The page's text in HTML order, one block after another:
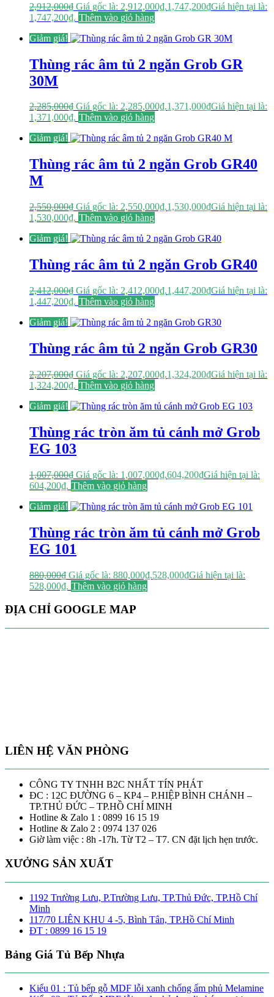
2,912,000₫ Giá gốc là: 2,912,000₫.1,747,200₫Giá hiện tại là:
1,747,200₫. Thêm vào giỏ hàng
Giảm giá!
Thùng rác âm tủ 2 ngăn Grob GR
30M
2,285,000₫ Giá gốc là: 2,285,000₫.1,371,000₫Giá hiện tại là:
1,371,000₫. Thêm vào giỏ hàng
Giảm giá!
Thùng rác âm tủ 2 ngăn Grob GR40
M
2,550,000₫ Giá gốc là: 2,550,000₫.1,530,000₫Giá hiện tại là:
1,530,000₫. Thêm vào giỏ hàng
Giảm giá!
Thùng rác âm tủ 2 ngăn Grob GR40
2,412,000₫ Giá gốc là: 2,412,000₫.1,447,200₫Giá hiện tại là:
1,447,200₫. Thêm vào giỏ hàng
Giảm giá!
Thùng rác âm tủ 2 ngăn Grob GR30
2,207,000₫ Giá gốc là: 2,207,000₫.1,324,200₫Giá hiện tại là:
1,324,200₫. Thêm vào giỏ hàng
Giảm giá!
Thùng rác tròn ăm tủ cánh mở Grob
EG 103
1,007,000₫ Giá gốc là: 1,007,000₫.604,200₫Giá hiện tại là:
604,200₫. Thêm vào giỏ hàng
Giảm giá!
Thùng rác tròn ăm tủ cánh mở Grob
EG 101
880,000₫ Giá gốc là: 880,000₫.528,000₫Giá hiện tại là:
528,000₫. Thêm vào giỏ hàng
ĐỊA CHỈ GOOGLE MAP
LIÊN HỆ VĂN PHÒNG
CÔNG TY TNHH B2C NHẤT TÍN PHÁT
ĐC : 12C ĐƯỜNG 6 – KP4 – P.HIỆP BÌNH CHÁNH –
TP.THỦ ĐỨC – TP.HỒ CHÍ MINH
Hotline & Zalo 1 : 0899 16 15 19
Hotline & Zalo 2 : 0974 137 026
Giờ làm việc : 8h -17h. Từ T2 – T7. CN đặt lịch hẹn trước.
XƯỞNG SẢN XUẤT
1192 Trường Lưu, P.Trường Lưu, TP.Thủ Đức, TP.Hồ Chí
Minh
117/70 LIÊN KHU 4 -5, Bình Tân, TP.Hồ Chí Minh
ĐT : 0899 16 15 19
Bảng Giá Tủ Bếp Nhựa
Kiểu 01 : Tủ bếp gỗ MDF lỗi xanh chống ẩm phủ Melamine